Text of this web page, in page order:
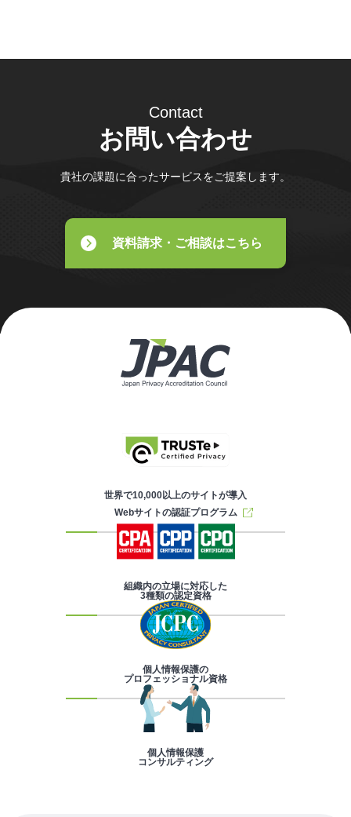
Contact
お問い合わせ
貴社の課題に合ったサービスをご提案します。
資料請求・ご相談はこちら
世界で10,000以上のサイトが導入
Webサイトの認証プログラム
組織内の立場に対応した
3種類の認定資格
個人情報保護の
プロフェッショナル資格
個人情報保護
コンサルティング